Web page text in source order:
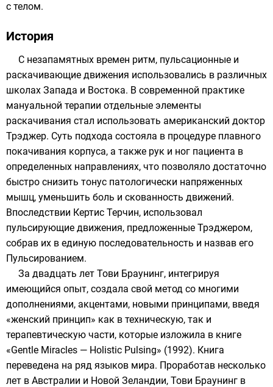
с телом.
История
С незапамятных времен ритм, пульсационные и
раскачивающие движения использовались в различных
школах Запада и Востока. В современной практике
мануальной терапии отдельные элементы
раскачивания стал использовать американский доктор
Трэджер. Суть подхода состояла в процедуре плавного
покачивания корпуса, а также рук и ног пациента в
определенных направлениях, что позволяло достаточно
быстро снизить тонус патологически напряженных
мышц, уменьшить боль и скованность движений.
Впоследствии Кертис Терчин, использовал
пульсирующие движения, предложенные Трэджером,
собрав их в единую последовательность и назвав его
Пульсированием.
За двадцать лет Тови Браунинг, интегрируя
имеющийся опыт, создала свой метод со многими
дополнениями, акцентами, новыми принципами, введя
«женский принцип» как в техническую, так и
терапевтическую части, которые изложила в книге
«Gentle Miracles — Holistic Pulsing» (1992). Книга
переведена на ряд языков мира. Проработав несколько
лет в Австралии и Новой Зеландии, Тови Браунинг в